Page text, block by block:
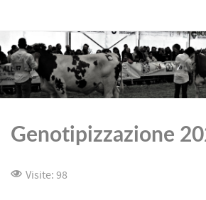
Genotipizzazione
Visite: 98